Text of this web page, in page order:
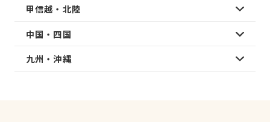
甲信越・北陸
中国・四国
九州・沖縄